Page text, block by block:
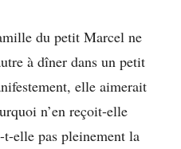
du petit Marcel ne
à dîner dans un petit
elle aimerait
n’en reçoit-elle
elle pas pleinement la